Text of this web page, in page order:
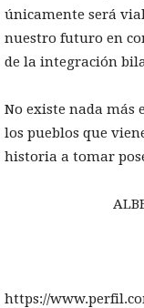
únicamente será
nuestro futuro en
de la integración
No existe nada más
los pueblos que
historia a tomar
https://